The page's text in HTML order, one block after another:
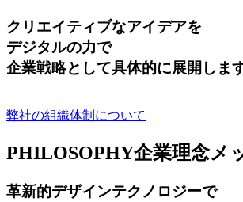
クリエイティブなアイデアを
デジタルの力で
企業戦略として具体的に展開します
弊社の組織体制について
PHILOSOPHY企業理念メ
革新的デザインテクノロジーで